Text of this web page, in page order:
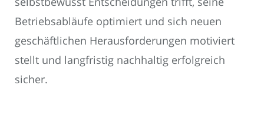
Betriebsabläufe optimiert und sich neuen
geschäftlichen Herausforderungen motiviert
stellt und langfristig nachhaltig erfolgreich
sicher.